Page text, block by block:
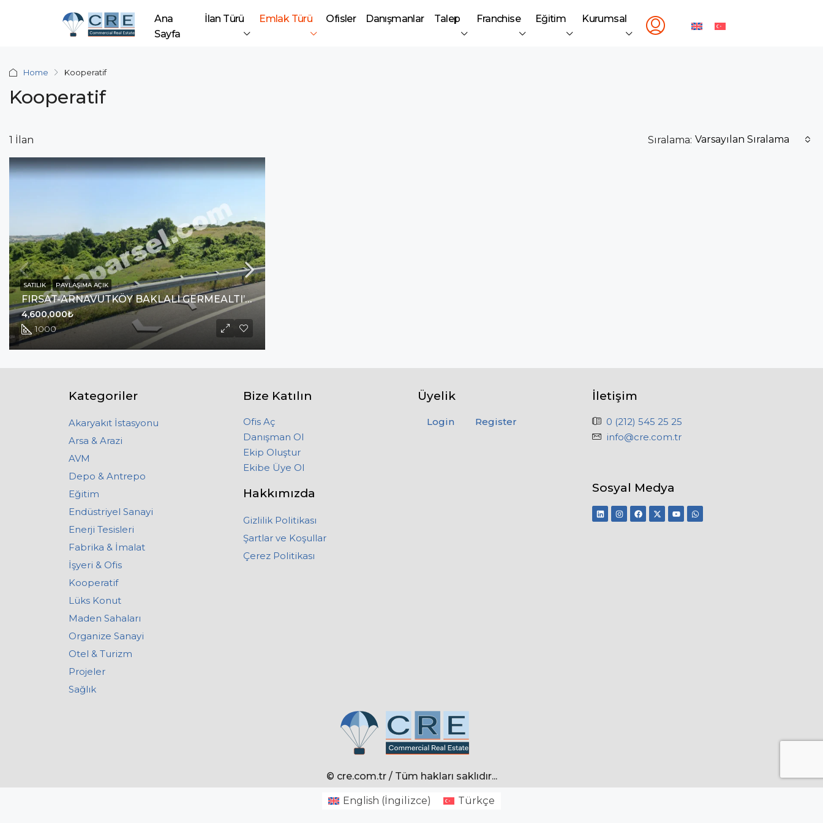
Ana
Sayfa
İlan Türü Emlak Türü Ofisler Danışmanlar Talep Franchise Eğitim Kurumsal
Home Kooperatif
Kooperatif
1 İlan Sıralama: Varsayılan Sıralama
FIRSAT-ARNAVUTKÖY BAKLALI GERMEALTI’NDA SATILIK 1000 M2
1000
4,600,000₺
SATILIK PAYLAŞIMA AÇIK
Kategoriler
Akaryakıt İstasyonu
Arsa & Arazi
AVM
Depo & Antrepo
Eğitim
Endüstriyel Sanayi
Enerji Tesisleri
Fabrika & İmalat
İşyeri & Ofis
Kooperatif
Lüks Konut
Maden Sahaları
Organize Sanayi
Otel & Turizm
Projeler
Sağlık
Bize Katılın
Ofis Aç
Danışman Ol
Ekip Oluştur
Ekibe Üye Ol
Hakkımızda
Gizlilik Politikası
Şartlar ve Koşullar
Çerez Politikası
Üyelik
Login Register
İletişim
0 (212) 545 25 25
info@cre.com.tr
Sosyal Medya
© cre.com.tr / Tüm hakları saklıdır...
English (İngilizce) Türkçe